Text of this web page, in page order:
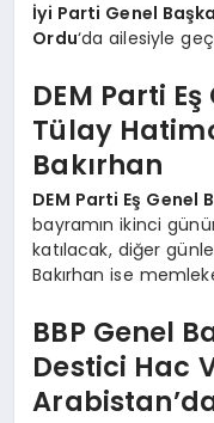
İyi Parti Genel
Ordu‘da ailesiyle
DEM Parti
Tülay
Bakırhan
DEM Parti Eş Genel
bayramın ikinci
katılacak, diğer
Bakırhan ise
BBP Genel
Destici Hac